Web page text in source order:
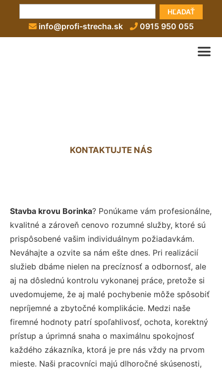
HĽADAŤ
info@profi-strecha.sk 0915 950 055
KONTAKTUJTE NÁS
Stavba krovu Borinka? Ponúkame vám profesionálne,
kvalitné a zároveň cenovo rozumné služby, ktoré sú
prispôsobené vašim individuálnym požiadavkám.
Neváhajte a ozvite sa nám ešte dnes. Pri realizácií
služieb dbáme nielen na precíznosť a odbornosť, ale
aj na dôslednú kontrolu vykonanej práce, pretože si
uvedomujeme, že aj malé pochybenie môže spôsobiť
nepríjemné a zbytočné komplikácie. Medzi naše
firemné hodnoty patrí spoľahlivosť, ochota, korektný
prístup a úprimná snaha o maximálnu spokojnosť
každého zákazníka, ktorá je pre nás vždy na prvom
mieste. Naši pracovníci majú dlhoročné skúsenosti,